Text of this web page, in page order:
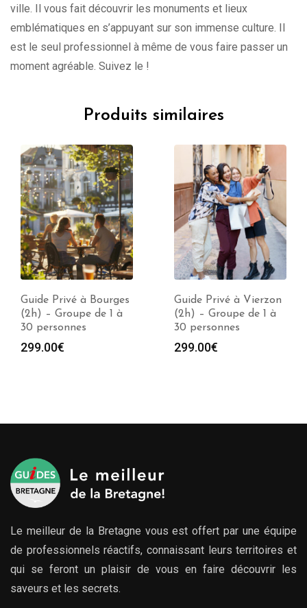
ville. Il vous fait découvrir les monuments et lieux
emblématiques en s’appuyant sur son immense culture. Il
est le seul professionnel à même de vous faire passer un
moment agréable. Suivez le !
Produits similaires
Guide Privé à Bourges
(2h) – Groupe de 1 à
30 personnes
299.00€
Guide Privé à Vierzon
(2h) – Groupe de 1 à
30 personnes
299.00€
Le meilleur de la Bretagne vous est offert par une équipe
de professionnels réactifs, connaissant leurs territoires et
qui se feront un plaisir de vous en faire découvrir les
saveurs et les secrets.